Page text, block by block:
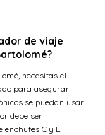
de viaje
necesitas el
para asegurar
se puedan usar
debe ser
enchufes C y E